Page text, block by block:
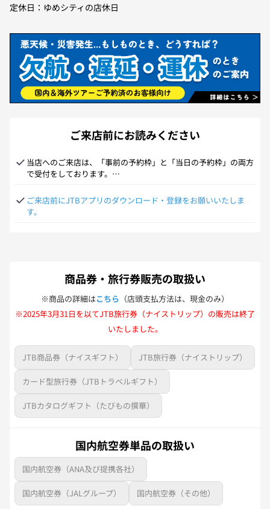
定休日：ゆめシティの店休日
ご来店前にお読みください
当店へのご来店は、「事前の予約枠」と「当日の予約枠」の両方
で受付をしております。
さい。
ご来店前にJTBアプリのダウンロード・登録をお願いいたしま
す。
商品券・旅行券販売の取扱い
※商品の詳細はこちら （店頭支払方法は、現金のみ）
※2025年3月31日を以てJTB旅行券（ナイストリップ）の販売は終了
いたしました。
JTB商品券（ナイスギフト） JTB旅行券（ナイストリップ）
カード型旅行券（JTBトラベルギフト）
JTBカタログギフト（たびもの撰華）
国内航空券単品の取扱い
国内航空券（ANA及び提携各社）
国内航空券（JALグループ） 国内航空券（その他）